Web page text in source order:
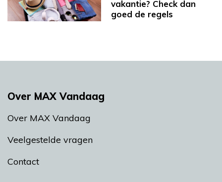
vakantie? Check dan
goed de regels
Over MAX Vandaag
Over MAX Vandaag
Veelgestelde vragen
Contact